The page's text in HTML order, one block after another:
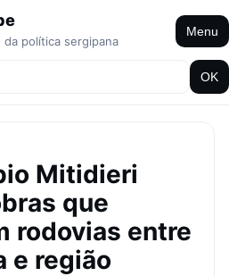
política sergipana
Menu
OK
Mitidieri
que
rodovias entre
e região